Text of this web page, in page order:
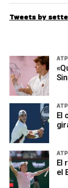
Tweets by
ATP
ATP
El
ATP
El
el